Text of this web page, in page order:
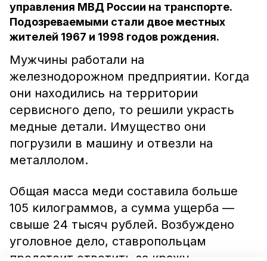
управления МВД России на транспорте.
Подозреваемыми стали двое местных
жителей 1967 и 1998 годов рождения.
Мужчины работали на
железнодорожном предприятии. Когда
они находились на территории
сервисного депо, то решили украсть
медные детали. Имущество они
погрузили в машину и отвезли на
металлолом.
Общая масса меди составила больше
105 килограммов, а сумма ущерба —
свыше 24 тысяч рублей. Возбуждено
уголовное дело, ставропольцам
предстоит ответить за кражу,